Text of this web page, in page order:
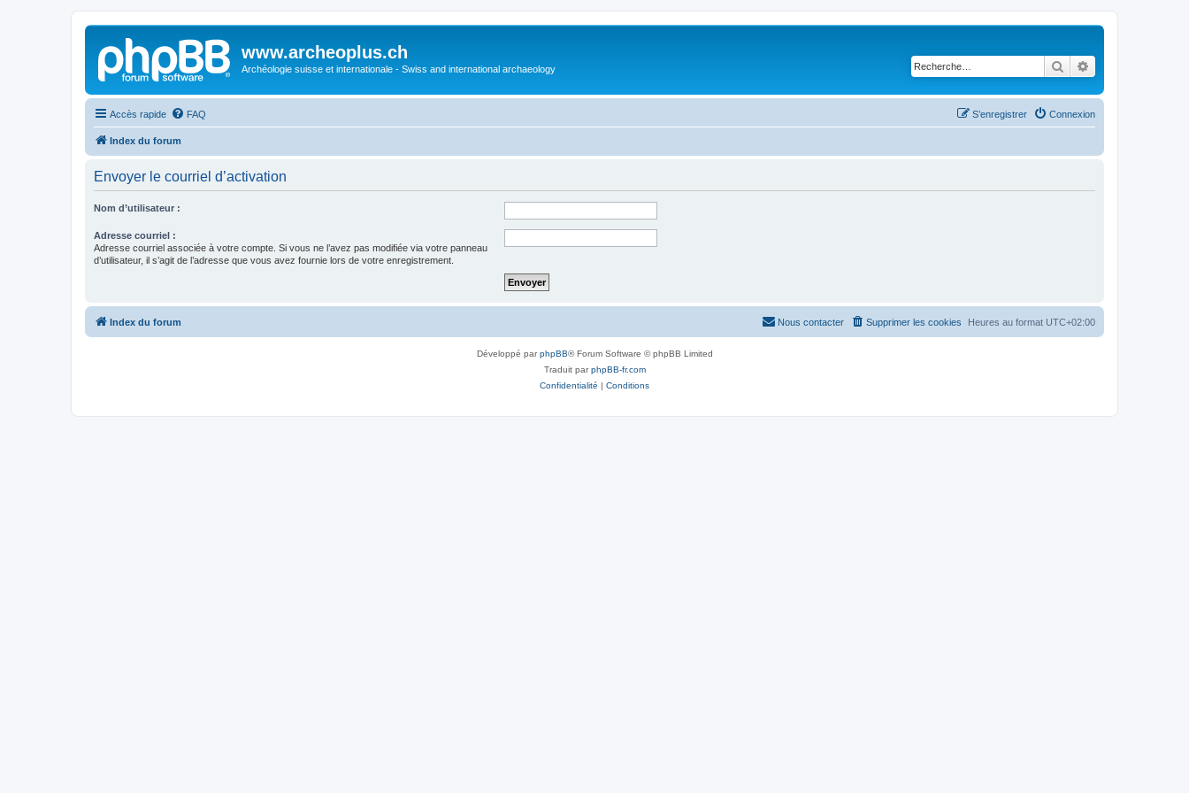
www.archeoplus.ch
Archéologie suisse et internationale - Swiss and international archaeology Rechercher
Accès rapide FAQ Connexion
S’enregistrer
Index du forum
Envoyer le courriel d’activation
Nom d’utilisateur :
Adresse courriel :
Adresse courriel associée à votre compte. Si vous ne l’avez pas modifiée via votre panneau
d’utilisateur, il s’agit de l’adresse que vous avez fournie lors de votre enregistrement.
Index du forum Heures au format UTC+02:00
Supprimer les cookies
Nous contacter
Développé parphpBB® Forum Software © phpBB Limited
Traduit parphpBB-fr.com
Confidentialité | Conditions